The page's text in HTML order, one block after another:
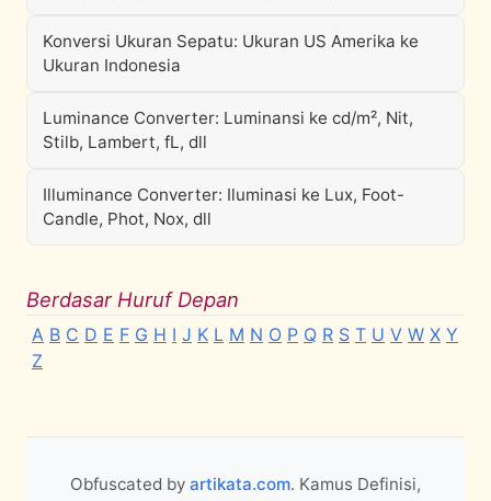
Konversi Ukuran Sepatu: Ukuran US Amerika ke
Ukuran Indonesia
Luminance Converter: Luminansi ke cd/m², Nit,
Stilb, Lambert, fL, dll
Illuminance Converter: Iluminasi ke Lux, Foot-
Candle, Phot, Nox, dll
Berdasar Huruf Depan
A B C D E F G H I J K L M N O P Q R S T U V W X Y
Z
Obfuscated by artikata.com. Kamus Definisi,